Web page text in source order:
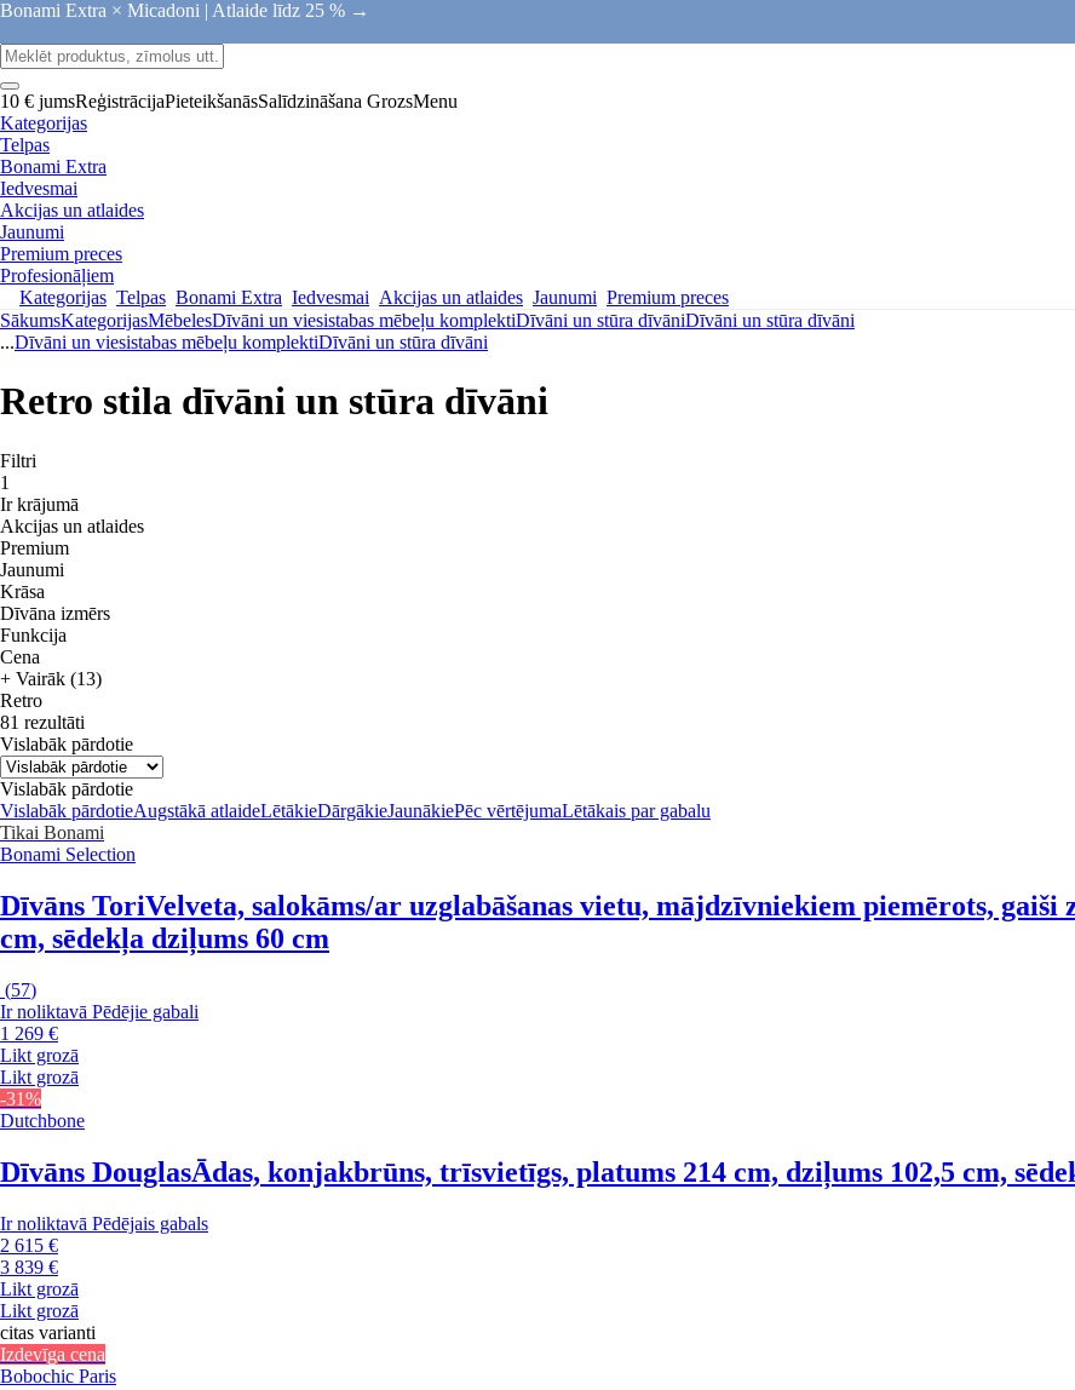
Bonami Extra × Micadoni | Atlaide līdz 25 % →
10 € jumsReģistrācijaPieteikšanāsSalīdzināšana GrozsMenu
Kategorijas
Telpas
Bonami Extra
Iedvesmai
Akcijas un atlaides
Jaunumi
Premium preces
Profesionāļiem
Kategorijas Telpas Bonami Extra Iedvesmai Akcijas un atlaides Jaunumi Premium preces
SākumsKategorijasMēbelesDīvāni un viesistabas mēbeļu komplektiDīvāni un stūra dīvāniDīvāni un stūra dīvāni
...Dīvāni un viesistabas mēbeļu komplektiDīvāni un stūra dīvāni
Retro stila dīvāni un stūra dīvāni
Filtri
1
Ir krājumā
Akcijas un atlaides
Premium
Jaunumi
Krāsa
Dīvāna izmērs
Funkcija
Cena
+ Vairāk (13)
Retro
81 rezultāti
Vislabāk pārdotie
Vislabāk pārdotie
Vislabāk pārdotieAugstākā atlaideLētākieDārgākieJaunākiePēc vērtējumaLētākais par gabalu
Tikai Bonami
Bonami Selection
Dīvāns ToriVelveta, salokāms/ar uzglabāšanas vietu, mājdzīvniekiem piemērots,
cm, sēdekļa dziļums 60 cm
(57)
Ir noliktavā Pēdējie gabali
1 269 €
Likt grozā
Likt grozā
-31%
Dutchbone
Dīvāns DouglasĀdas, konjakbrūns, trīsvietīgs, platums 214 cm, dziļums 102,5 cm,
Ir noliktavā Pēdējais gabals
2 615 €
3 839 €
Likt grozā
Likt grozā
citas varianti
Izdevīga cena
Bobochic Paris